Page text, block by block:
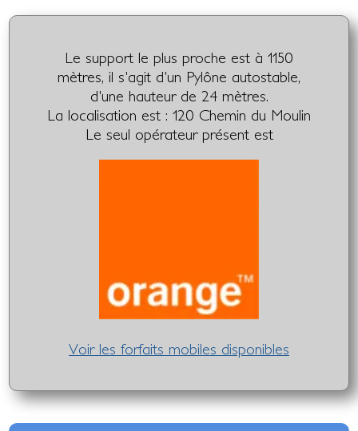
Le support le plus proche est à 1150
mètres, il s'agit d'un Pylône autostable,
d'une hauteur de 24 mètres.
La localisation est : 120 Chemin du Moulin
Le seul opérateur présent est
Voir les forfaits mobiles disponibles